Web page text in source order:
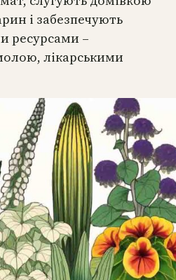
і забезпечують
ресурсами –
лікарськими